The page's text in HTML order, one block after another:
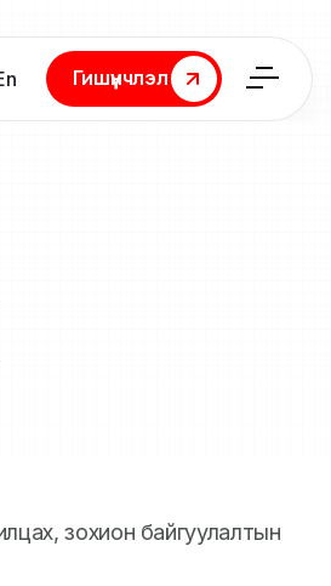
Гишүүнчлэл
Гишүүнчлэл
зохион байгуулалтын